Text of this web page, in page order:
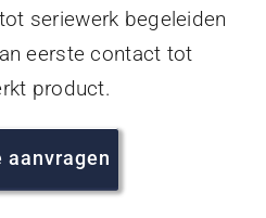
seriewerk begeleiden
eerste contact tot
product.
aanvragen